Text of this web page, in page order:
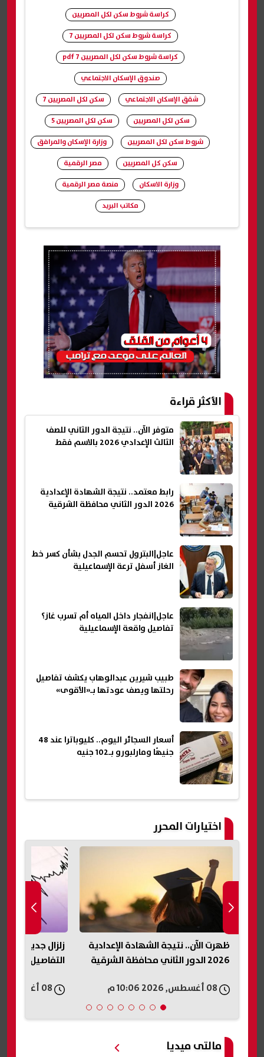
كراسة شروط سكن لكل المصريين
كراسة شروط سكن لكل المصريين 7
كراسة شروط سكن لكل المصريين 7 pdf
صندوق الإسكان الاجتماعي
شقق الإسكان الاجتماعي
سكن لكل المصريين 7
سكن لكل المصريين
سكن لكل المصريين 5
شروط سكن لكل المصريين
وزارة الإسكان والمرافق
سكن كل المصريين
مصر الرقمية
وزارة الاسكان
منصة مصر الرقمية
مكاتب البريد
الأكثر قراءة
متوفر الآن.. نتيجة الدور الثاني للصف
الثالث الإعدادي 2026 بالاسم فقط
رابط معتمد.. نتيجة الشهادة الإعدادية
2026 الدور الثاني محافظة الشرقية
عاجل|البترول تحسم الجدل بشأن كسر خط
الغاز أسفل ترعة الإسماعيلية
عاجل|انفجار داخل المياه أم تسرب غاز؟
تفاصيل واقعة الإسماعيلية
طبيب شيرين عبدالوهاب يكشف تفاصيل
رحلتها ويصف عودتها بـ«الأقوى»
أسعار السجائر اليوم.. كليوباترا عند 48
جنيهًا ومارلبورو بـ102 جنيه
اختيارات المحرر
ظهرت الآن.. نتيجة الشهادة الإعدادية
2026 الدور الثاني محافظة الشرقية
زلزال جديد يضرب
التفاصيل وتحسم
مالتى ميديا